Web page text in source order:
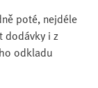
poté, nejdéle
dodávky i z
odkladu